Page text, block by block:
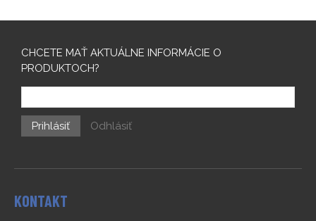
CHCETE MAŤ AKTUÁLNE INFORMÁCIE O
PRODUKTOCH?
Prihlásiť Odhlásiť
KONTAKT